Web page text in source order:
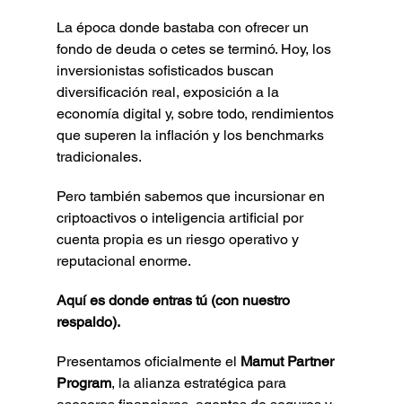
La época donde bastaba con ofrecer un
fondo de deuda o cetes se terminó. Hoy, los
inversionistas sofisticados buscan
diversificación real, exposición a la
economía digital y, sobre todo, rendimientos
que superen la inflación y los benchmarks
tradicionales.
Pero también sabemos que incursionar en
criptoactivos o inteligencia artificial por
cuenta propia es un riesgo operativo y
reputacional enorme.
Aquí es donde entras tú (con nuestro
respaldo).
Presentamos oficialmente el Mamut Partner
Program, la alianza estratégica para